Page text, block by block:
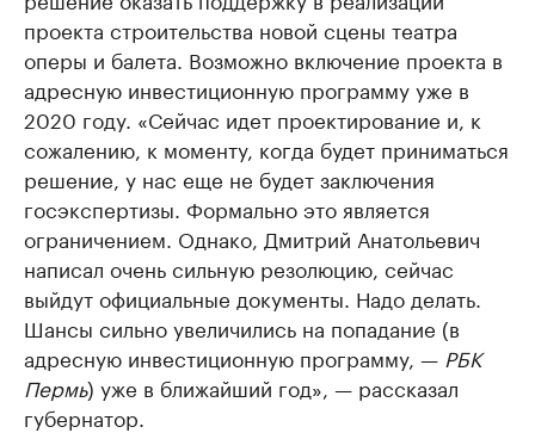
проекта строительства новой сцены театра
оперы и балета. Возможно включение проекта в
адресную инвестиционную программу уже в
2020 году. «Сейчас идет проектирование и, к
сожалению, к моменту, когда будет приниматься
решение, у нас еще не будет заключения
госэкспертизы. Формально это является
ограничением. Однако, Дмитрий Анатольевич
написал очень сильную резолюцию, сейчас
выйдут официальные документы. Надо делать.
Шансы сильно увеличились на попадание (в
адресную инвестиционную программу, — РБК
Пермь) уже в ближайший год», — рассказал
губернатор.